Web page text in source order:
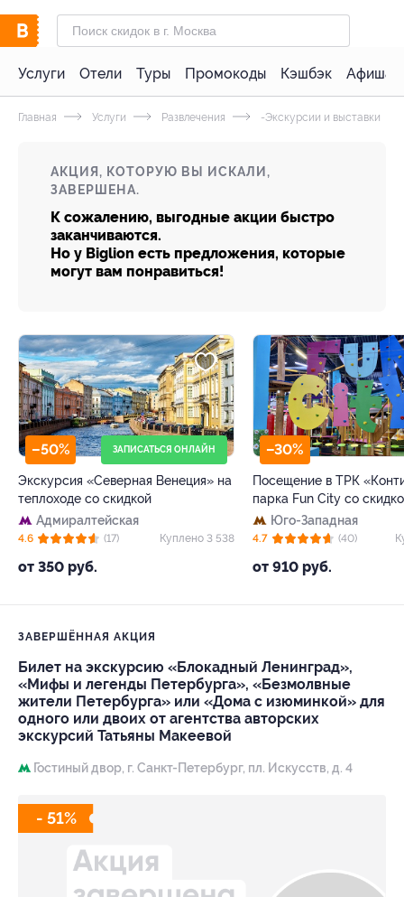
Услуги Отели Туры Промокоды Кэшбэк Афиша
Главная Услуги Развлечения -Экскурсии и выставки
АКЦИЯ, КОТОРУЮ ВЫ ИСКАЛИ,
ЗАВЕРШЕНА.
К сожалению, выгодные акции быстро
заканчиваются.
Но у Biglion есть предложения, которые
могут вам понравиться!
–50% ЗАПИСАТЬСЯ ОНЛАЙН
Экскурсия «Северная Венеция» на
теплоходе со скидкой
Адмиралтейская
от 350 руб.
4.6 (17) Куплено 3 538
–30%
Посещение в ТРК
парка Fun City со
Юго-Западная
от 910 руб.
4.7 (40)
ЗАВЕРШЁННАЯ АКЦИЯ
Билет на экскурсию «Блокадный Ленинград»,
«Мифы и легенды Петербурга», «Безмолвные
жители Петербурга» или «Дома с изюминкой» для
одного или двоих от агентства авторских
экскурсий Татьяны Макеевой
Гостиный двор, г. Санкт-Петербург, пл. Искусств, д. 4
- 51%